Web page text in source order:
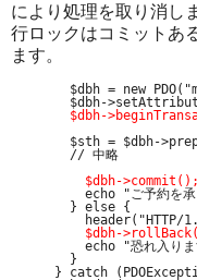
により処理を取り消し
行ロックはコミットあ
ます。
$dbh = new
$dbh-
$sth = $dbh-
  // 中略
$dbh->commit();
echo "ご予約を承
  } else {
header("HTTP/
$dbh-
echo "恐れ入りま
  }
} catch